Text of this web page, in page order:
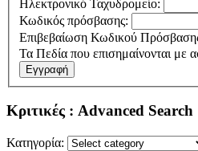
Ηλεκτρονικό Ταχυδρομείο:
Κωδικός πρόσβασης:
Επιβεβαίωση Κωδικού
Τα Πεδία που επισημαίνονται με
Εγγραφή
Κριτικές : Advanced Search
Κατηγορία: